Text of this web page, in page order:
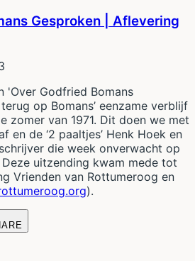
Gesproken | Aflevering
'Over Godfried Bomans
op Bomans’ eenzame verblijf
zomer van 1971. Dit doen we met
en de ‘2 paaltjes’ Henk Hoek en
die week onverwacht op
uitzending kwam mede tot
Vrienden van Rottumeroog en
).